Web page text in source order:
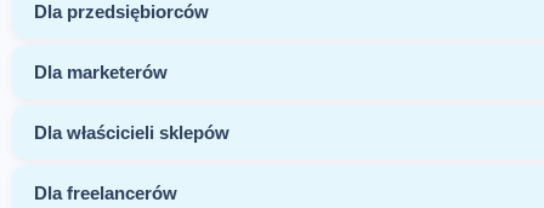
Dla przedsiębiorców
Dla marketerów
Dla właścicieli sklepów
Dla freelancerów